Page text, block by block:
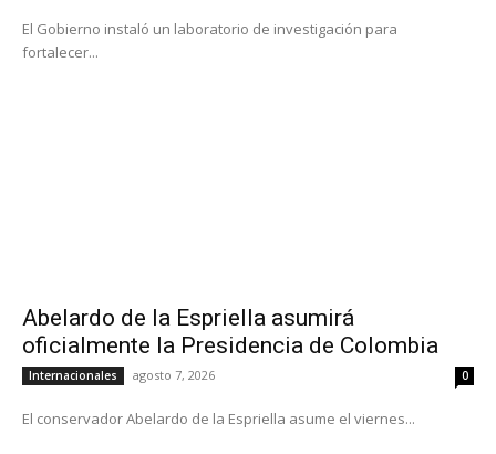
El Gobierno instaló un laboratorio de investigación para
fortalecer...
Abelardo de la Espriella asumirá
oficialmente la Presidencia de Colombia
Internacionales agosto 7, 2026 0
El conservador Abelardo de la Espriella asume el viernes...